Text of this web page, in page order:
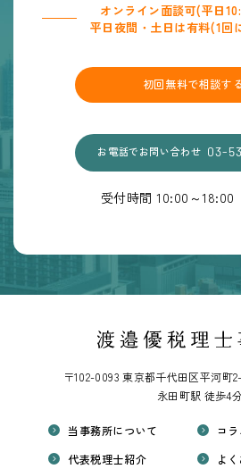
オンライン面談可(平日
平日夜間・土日は有料(1回
初回無料で相談する
お電話でお問い合わせ 03-
受付時間 10:00～18:00
〒102-0093 東京都千代田区平河町
永田町駅 徒歩4
当事務所について
代表税理士紹介
コ
よ